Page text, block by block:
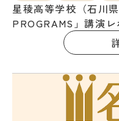
星稜高等学校（石川
PROGRAMS」講演レ